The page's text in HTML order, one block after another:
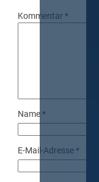
Kommentar*
Name*
E-Mail-Adresse*